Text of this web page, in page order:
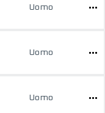
Uomo
Uomo
Uomo